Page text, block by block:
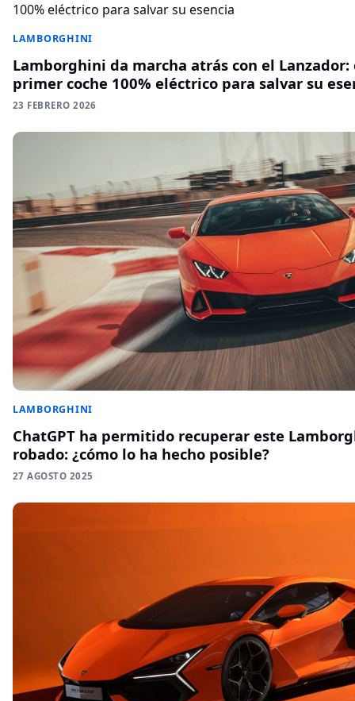
LAMBORGHINI
Lamborghini da marcha atrás con el Lanzador:
primer coche 100% eléctrico para salvar su
23 FEBRERO 2026
LAMBORGHINI
ChatGPT ha permitido recuperar este
robado: ¿cómo lo ha hecho posible?
27 AGOSTO 2025